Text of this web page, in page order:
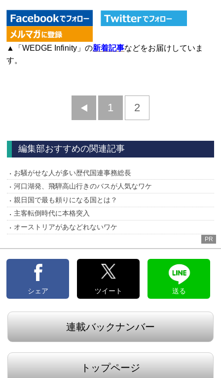
▲「WEDGE Infinity」の新着記事などをお届けしていま
す。
前
1 2
編集部おすすめの関連記事
お騒がせな人が多い歴代国連事務総長
河口湖発、飛騨高山行きのバスが人気なワケ
親日国で最も頼りになる国とは？
主客転倒時代に本格突入
オーストリアがあなどれないワケ
PR
シェア ツイート 送る
連載バックナンバー
トップページ